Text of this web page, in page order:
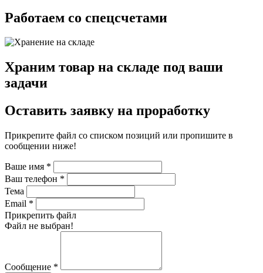
Работаем со спецсчетами
Храним товар на складе под ваши
задачи
Оставить заявку на проработку
Прикрепите файл со списком позиций или пропишите в
сообщении ниже!
Ваше имя *
Ваш телефон *
Тема
Email *
Прикрепить файл
Файл не выбран!
Сообщение *